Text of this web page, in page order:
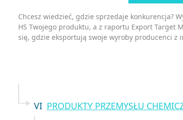
Chcesz wiedzieć, gdzie sprzedaje konkurencja?
HS Twojego produktu, a z raportu Export Target
się, gdzie eksportują swoje wyroby producenci z
VI PRODUKTY PRZEMYSŁU